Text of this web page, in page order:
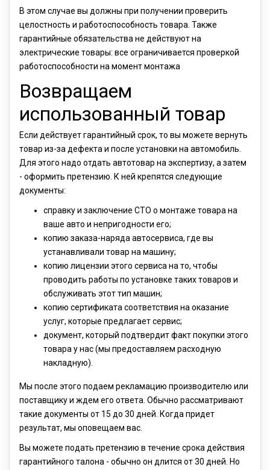
В этом случае вы должны при получении проверить
целостность и работоспособность товара. Также
гарантийные обязательства не действуют на
электрические товары: все ограничивается проверкой
работоспособности на момент монтажа
Возвращаем
использованный товар
Если действует гарантийный срок, то вы можете вернуть
товар из-за дефекта и после установки на автомобиль.
Для этого надо отдать автотовар на экспертизу, а затем
- оформить претензию. К ней крепятся следующие
документы:
справку и заключение СТО о монтаже товара на
ваше авто и непригодности его;
копию заказа-наряда автосервиса, где вы
устанавливали товар на машину;
копию лицензии этого сервиса на то, чтобы
проводить работы по установке таких товаров и
обслуживать этот тип машин;
копию сертификата соответствия на оказание
услуг, которые предлагает сервис;
документ, который подтвердит факт покупки этого
товара у нас (мы предоставляем расходную
накладную).
Мы после этого подаем рекламацию производителю или
поставщику и ждем его ответа. Обычно рассматривают
такие документы от 15 до 30 дней. Когда придет
результат, мы оповещаем вас.
Вы можете подать претензию в течение срока действия
гарантийного талона - обычно он длится от 30 дней. Но